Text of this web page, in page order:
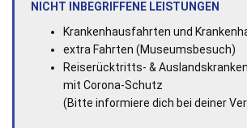
NICHT INBEGRIFFENE LEISTUNGEN
Krankenhausfahrten und
extra Fahrten (Museumsbesuch)
Reiserücktritts- &
mit Corona-Schutz
(Bitte informiere dich bei deiner